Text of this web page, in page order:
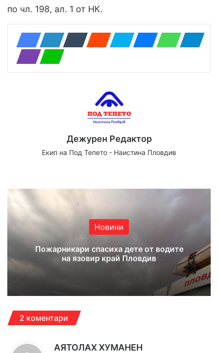
по чл. 198, ал. 1 от НК.
Дежурен Редактор
Екип на Под Тепето - Наистина Пловдив
Новини
Пожарникари спасиха дете от водите
на язовир край Пловдив
2 коментари
АЯТОЛАХ ХУМАНЕН